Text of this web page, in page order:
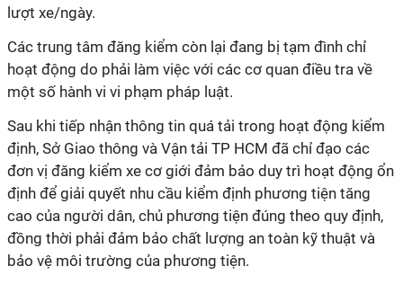
lượt xe/ngày.
Các trung tâm đăng kiểm còn lại đang bị tạm đình chỉ
hoạt động do phải làm việc với các cơ quan điều tra về
một số hành vi vi phạm pháp luật.
Sau khi tiếp nhận thông tin quá tải trong hoạt động kiểm
định, Sở Giao thông và Vận tải TP HCM đã chỉ đạo các
đơn vị đăng kiểm xe cơ giới đảm bảo duy trì hoạt động ổn
định để giải quyết nhu cầu kiểm định phương tiện tăng
cao của người dân, chủ phương tiện đúng theo quy định,
đồng thời phải đảm bảo chất lượng an toàn kỹ thuật và
bảo vệ môi trường của phương tiện.